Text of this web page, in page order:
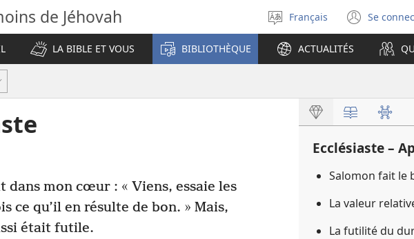
de Jéhovah
Sélectionner
la
langue
Français Se
une
LA BIBLE ET VOUS BIBLIOTHÈQUE ACTUALITÉS
dans mon cœur : « Viens, essaie les
ce qu’il en résulte de bon. » Mais,
était futile.
Ecclésiaste –
Salomon fait le
La valeur
La futilité du